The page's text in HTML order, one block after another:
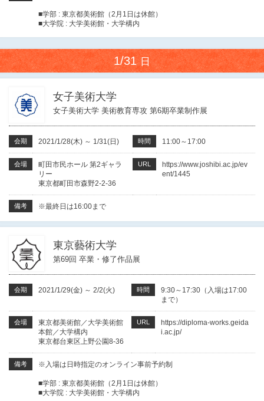
■学部 : 東京都美術館（2月1日は休館）
■大学院 : 大学美術館・大学構内
1/31日
女子美術大学
女子美術大学 美術教育専攻 第6期卒業制作展
会期 2021/1/28(木) ～ 1/31(日) 時間 11:00～17:00
会場
町田市民ホール 第2ギャラ
リー
東京都町田市森野2-2-36
URL
https://www.joshibi.ac.jp/ev
ent/1445
備考 ※最終日は16:00まで
東京藝術大学
第69回 卒業・修了作品展
会期 2021/1/29(金) ～ 2/2(火) 時間
9:30～17:30（入場は17:00
まで）
会場
東京都美術館／大学美術館
本館／大学構内
東京都台東区上野公園8-36
URL
https://diploma-works.geida
i.ac.jp/
備考 ※入場は日時指定のオンライン事前予約制
■学部 : 東京都美術館（2月1日は休館）
■大学院 : 大学美術館・大学構内